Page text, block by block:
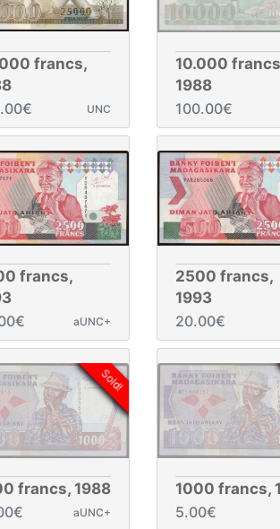
5 kohteet 34 päivää sitten
69 kohteet 35
francs,
UNC
10.000
1988
100.00€
francs,
aUNC+
2500 francs,
1993
20.00€
Sold!
francs, 1988
aUNC+
1000 francs,
5.00€